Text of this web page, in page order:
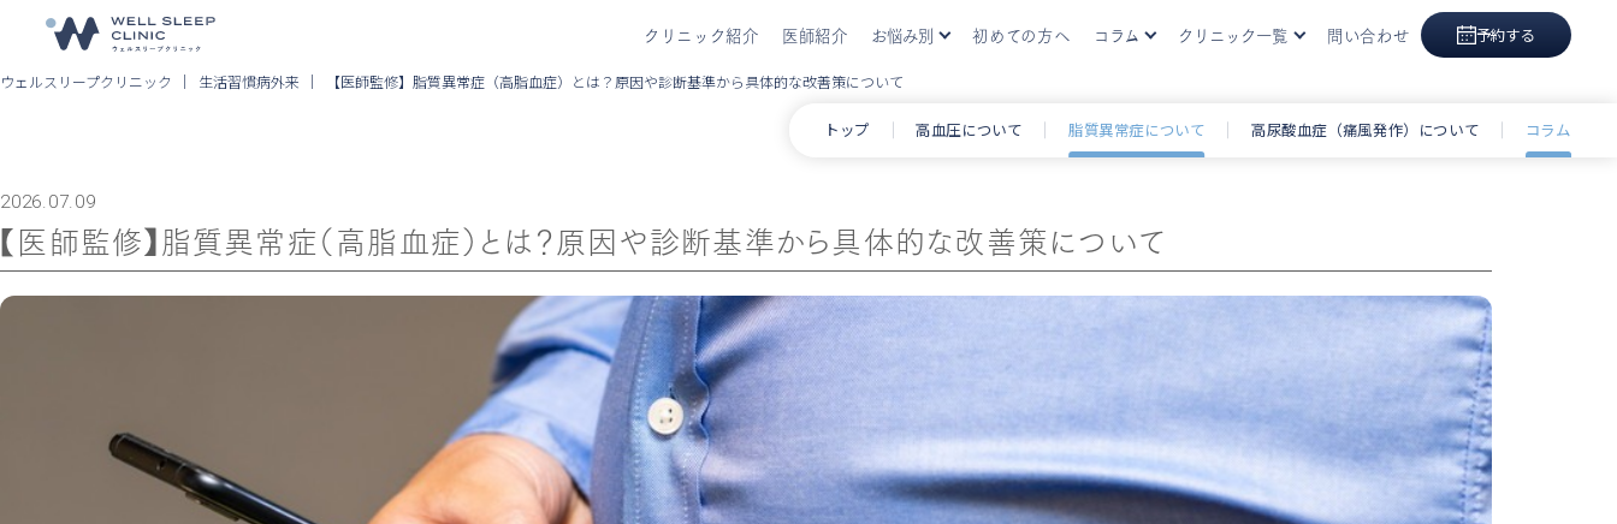
クリニック紹介 医師紹介 お悩み別
いびき・睡眠時無呼吸症候群
肥満症
初めての方へ コラム
アレルギー
肥満症
クリニック一覧
大阪院
問い合わせ 予約する
トップ 高血圧について 脂質異常症について 高尿酸血症（痛風発作）について コラム
ウェルスリープクリニック 生活習慣病外来 【医師監修】脂質異常症（高脂血症）とは？原因や診断基準から具体的な改善策について
2026.07.09
【医師監修】脂質異常症（高脂血症）とは？原因や診断基準から具体的な改善策について